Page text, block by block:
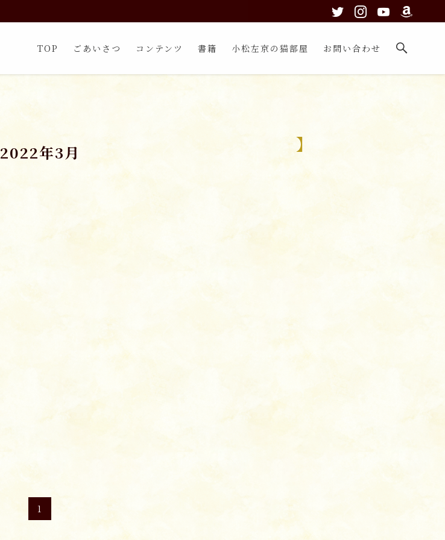
TOP ごあいさつ コンテンツ 書籍 小松左京の猫部屋 お問い合わせ
2022年3月
1